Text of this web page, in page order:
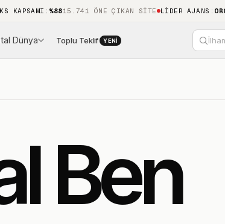
:%8815.741 ÖNE ÇIKAN SITE LIDER AJANS :ORGZAAR1
Dünya Toplu Teklif YENI
Ben